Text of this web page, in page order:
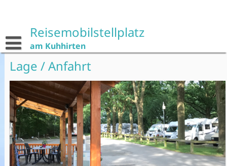
Reisemobilstellplatz
am Kuhhirten
Lage / Anfahrt